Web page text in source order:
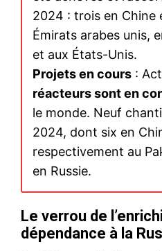
2024 : trois en Chine
Émirats arabes unis,
et aux États-Unis.
Projets en cours :
réacteurs sont en
le monde. Neuf
2024, dont six en
respectivement au
en Russie.
Le verrou de
dépendance à la